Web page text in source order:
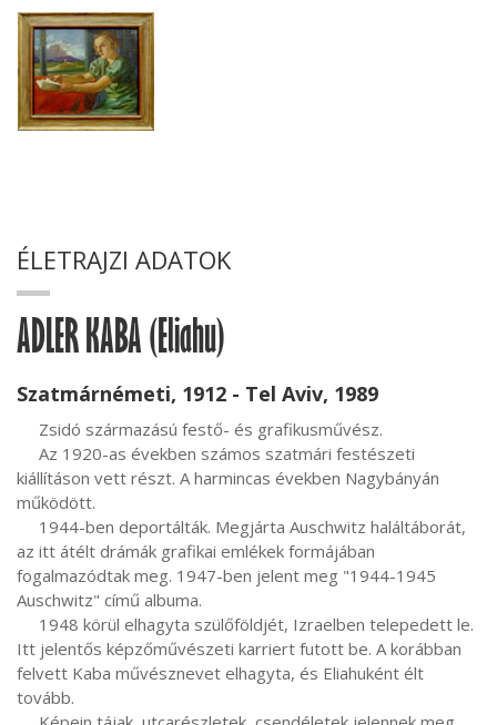
ÉLETRAJZI ADATOK
ADLER KABA (Eliahu)
Szatmárnémeti, 1912 - Tel Aviv, 1989
kiállításon vett részt. A harmincas években Nagybányán
működött.
az itt átélt drámák grafikai emlékek formájában
fogalmazódtak meg. 1947-ben jelent meg "1944-1945
Auschwitz" című albuma.
Itt jelentős képzőművészeti karriert futott be. A korábban
felvett Kaba művésznevet elhagyta, és Eliahuként élt
tovább.